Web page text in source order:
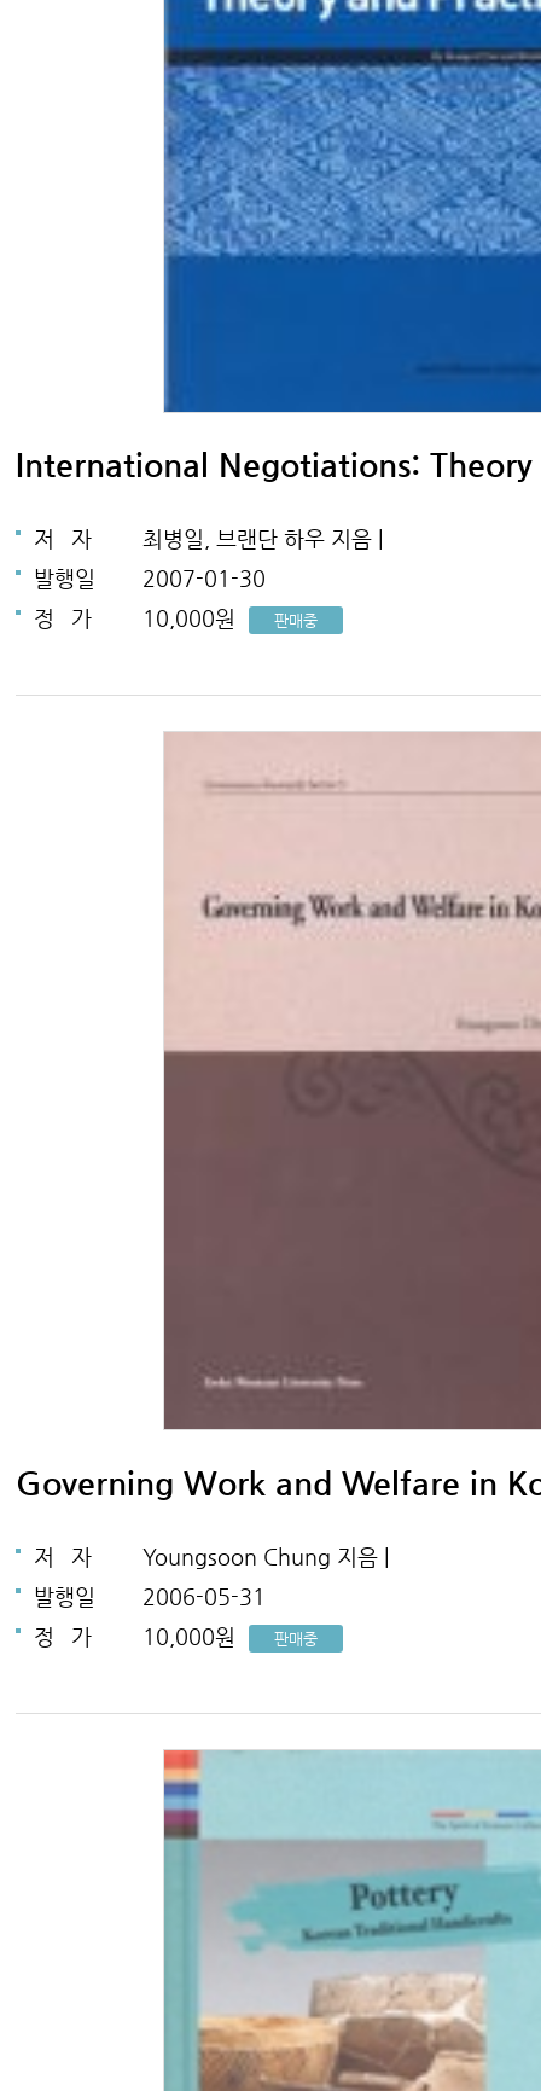
International Negotiations: Theory
저 자
최병일, 브랜단 하우 지음 |
발행일
2007-01-30
정
가 10,000원 판매중
Governing Work and Welfare in
저 자
Youngsoon Chung 지음 |
발행일
2006-05-31
정
가 10,000원 판매중